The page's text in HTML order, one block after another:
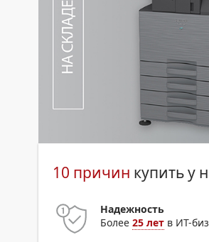
10 причин купить у
Надежность
Более25 лет в ИТ-